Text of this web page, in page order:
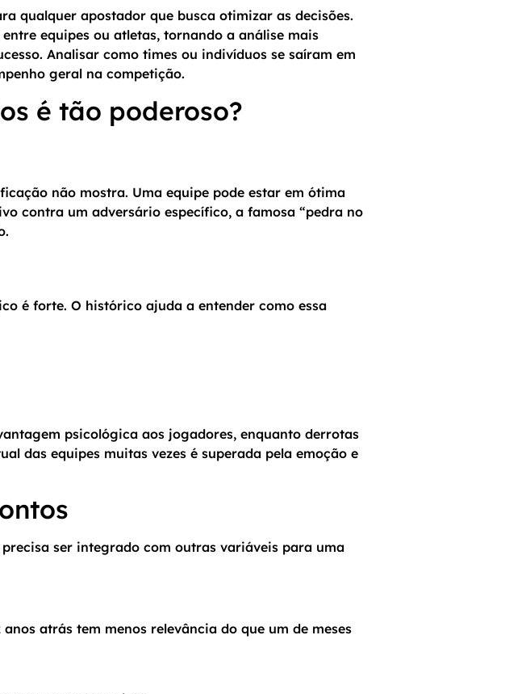
qualquer apostador que busca otimizar as decisões.
equipes ou atletas, tornando a análise mais
Analisar como times ou indivíduos se saíram em
geral na competição.
é tão poderoso?
não mostra. Uma equipe pode estar em ótima
contra um adversário específico, a famosa “pedra no
é forte. O histórico ajuda a entender como essa
psicológica aos jogadores, enquanto derrotas
das equipes muitas vezes é superada pela emoção e
ser integrado com outras variáveis para uma
atrás tem menos relevância do que um de meses